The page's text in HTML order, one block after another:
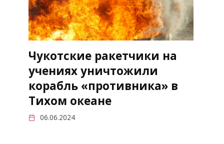
Чукотские ракетчики на
учениях уничтожили
корабль «противника» в
Тихом океане
06.06.2024